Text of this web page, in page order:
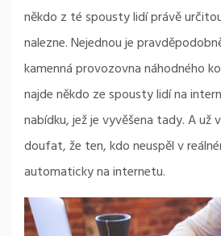
někdo z té spousty lidí právě
nalezne. Nejednou je
kamenná provozovna náhodného
najde někdo ze spousty lidí na
nabídku, jež je vyvěšena tady. A už
doufat, že ten, kdo neuspěl v
automaticky na internetu.